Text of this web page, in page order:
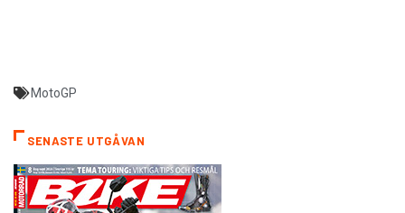
MotoGP
SENASTE UTGÅVAN